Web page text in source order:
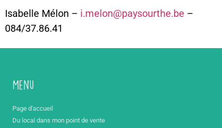
Isabelle Mélon – i.melon@paysourthe.be –
084/37.86.41
Menu
Page d'accueil
Du local dans mon point de vente